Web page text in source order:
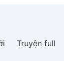
Truyện full